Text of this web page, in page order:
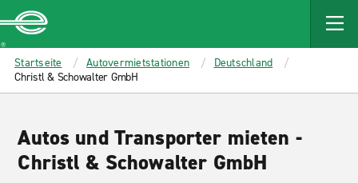
MAIN
CONTENT
Enterprise
Startseite Autovermietstationen
Deutschland
Christl & Schowalter GmbH
Autos und Transporter mieten -
Christl & Schowalter GmbH